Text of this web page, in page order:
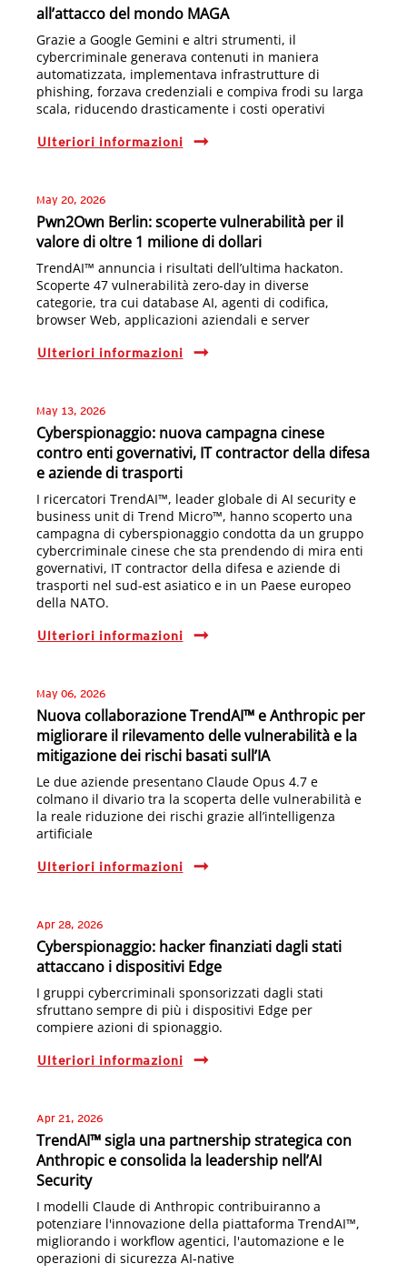
all’attacco del mondo MAGA
Grazie a Google Gemini e altri strumenti, il
cybercriminale generava contenuti in maniera
automatizzata, implementava infrastrutture di
phishing, forzava credenziali e compiva frodi su larga
scala, riducendo drasticamente i costi operativi
Ulteriori informazioni
May 20, 2026
Pwn2Own Berlin: scoperte vulnerabilità per il
valore di oltre 1 milione di dollari
TrendAI™ annuncia i risultati dell’ultima hackaton.
Scoperte 47 vulnerabilità zero-day in diverse
categorie, tra cui database AI, agenti di codifica,
browser Web, applicazioni aziendali e server
Ulteriori informazioni
May 13, 2026
Cyberspionaggio: nuova campagna cinese
contro enti governativi, IT contractor della difesa
e aziende di trasporti
I ricercatori TrendAI™, leader globale di AI security e
business unit di Trend Micro™, hanno scoperto una
campagna di cyberspionaggio condotta da un gruppo
cybercriminale cinese che sta prendendo di mira enti
governativi, IT contractor della difesa e aziende di
trasporti nel sud-est asiatico e in un Paese europeo
della NATO.
Ulteriori informazioni
May 06, 2026
Nuova collaborazione TrendAI™ e Anthropic per
migliorare il rilevamento delle vulnerabilità e la
mitigazione dei rischi basati sull’IA
Le due aziende presentano Claude Opus 4.7 e
colmano il divario tra la scoperta delle vulnerabilità e
la reale riduzione dei rischi grazie all’intelligenza
artificiale
Ulteriori informazioni
Apr 28, 2026
Cyberspionaggio: hacker finanziati dagli stati
attaccano i dispositivi Edge
I gruppi cybercriminali sponsorizzati dagli stati
sfruttano sempre di più i dispositivi Edge per
compiere azioni di spionaggio.
Ulteriori informazioni
Apr 21, 2026
TrendAI™ sigla una partnership strategica con
Anthropic e consolida la leadership nell’AI
Security
I modelli Claude di Anthropic contribuiranno a
potenziare l'innovazione della piattaforma TrendAI™,
migliorando i workflow agentici, l'automazione e le
operazioni di sicurezza AI-native